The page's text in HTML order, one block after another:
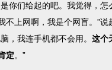
们给起的吧。我觉得，怎
不上网啊，我是个网盲。”
，我连手机都不会用。 这个
定。”